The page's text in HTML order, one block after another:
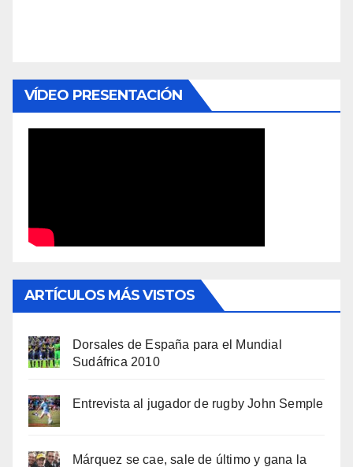
VÍDEO PRESENTACIÓN
ARTÍCULOS MÁS VISTOS
Dorsales de España para el Mundial
Sudáfrica 2010
Entrevista al jugador de rugby John Semple
Márquez se cae, sale de último y gana la